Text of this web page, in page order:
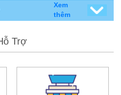
Xem
thêm
Hỗ Trợ